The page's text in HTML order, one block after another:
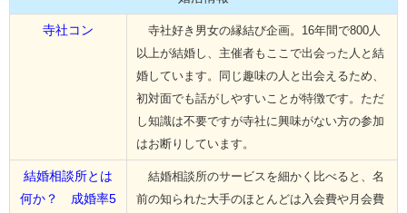
寺社コン
寺社好き男女の縁結び企画。16年間で800人
以上が結婚し、主催者もここで出会った人と結
婚しています。同じ趣味の人と出会えるため、
初対面でも話がしやすいことが特徴です。ただ
し知識は不要ですが寺社に興味がない方の参加
はお断りしています。
結婚相談所とは
何か？ 成婚率5
結婚相談所のサービスを細かく比べると、名
前の知られた大手のほとんどは入会費や月会費